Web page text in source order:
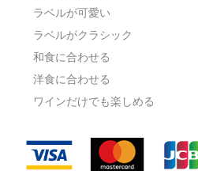
ラベルが可愛い
ラベルがクラシック
和食に合わせる
洋食に合わせる
ワインだけでも楽しめる